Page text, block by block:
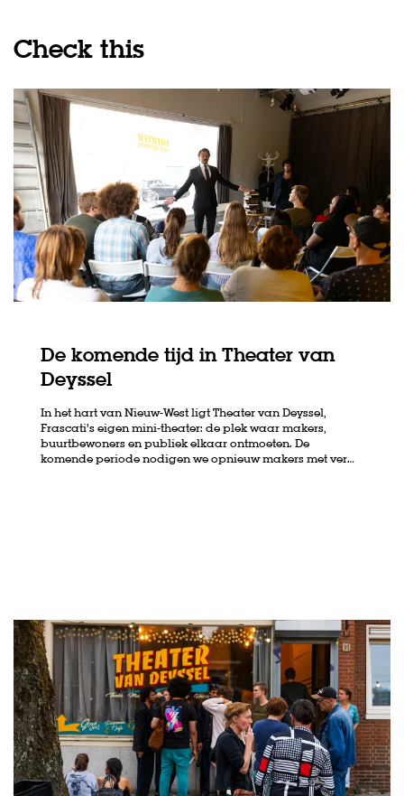
Check this
De komende tijd in Theater van
Deyssel
In het hart van Nieuw-West ligt Theater van Deyssel,
Frascati’s eigen mini-theater: de plek waar makers,
buurtbewoners en publiek elkaar ontmoeten. De
komende periode nodigen we opnieuw makers met ver…
Zoom
in